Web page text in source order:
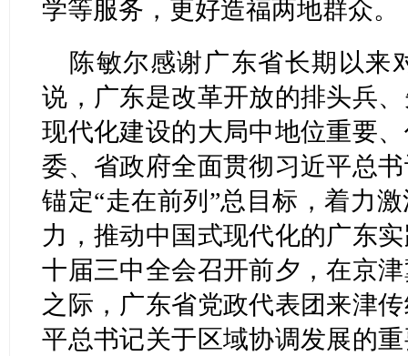
学等服务，更好造福两地群众。
陈敏尔感谢广东省长期以来
说，广东是改革开放的排头兵
现代化建设的大局中地位重要
委、省政府全面贯彻习近平总
锚定“走在前列”总目标，着力
力，推动中国式现代化的广东
十届三中全会召开前夕，在京
之际，广东省党政代表团来津
平总书记关于区域协调发展的